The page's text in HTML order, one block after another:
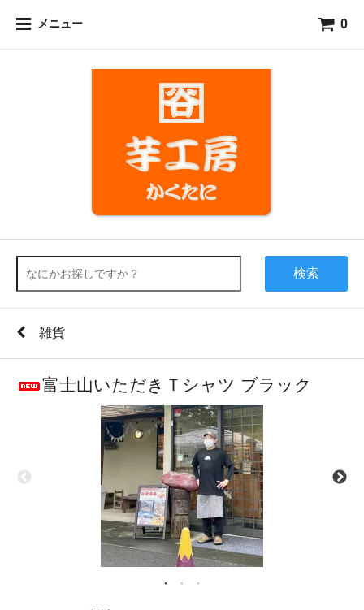
メニュー 0
検索
雑貨
富士山いただきＴシャツ ブラック